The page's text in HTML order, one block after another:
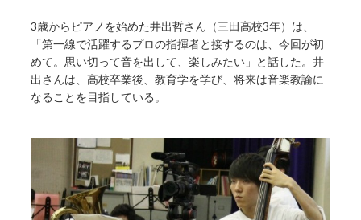
3歳からピアノを始めた井出哲さん（三田高校3年）は、
「第一線で活躍するプロの指揮者と接するのは、今回が初
めて。思い切って音を出して、楽しみたい」と話した。井
出さんは、高校卒業後、教育学を学び、将来は音楽教諭に
なることを目指している。